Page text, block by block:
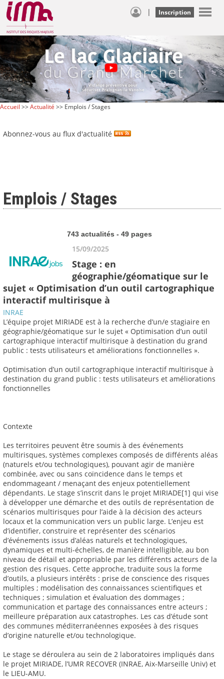
| Inscription
Accueil >>Actualité >> Emplois / Stages
Abonnez-vous au flux d'actualité
Emplois / Stages
743 actualités - 49 pages
15/09/2025
Stage : en
géographie/géomatique sur le
sujet « Optimisation d’un outil cartographique
interactif multirisque à
INRAE
L’équipe projet MIRIADE est à la recherche d’un/e stagiaire en
géographie/géomatique sur le sujet « Optimisation d’un outil
cartographique interactif multirisque à destination du grand
public : tests utilisateurs et améliorations fonctionnelles ».
Optimisation d’un outil cartographique interactif multirisque à
destination du grand public : tests utilisateurs et améliorations
fonctionnelles
Contexte
Les territoires peuvent être soumis à des événements
multirisques, systèmes complexes composés de différents aléas
(naturels et/ou technologiques), pouvant agir de manière
combinée, avec ou sans coïncidence dans le temps et
endommageant / menaçant des enjeux potentiellement
dépendants. Le stage s’inscrit dans le projet MIRIADE[1] qui vise
à développer une démarche et des outils de représentation de
scénarios multirisques pour l’aide à la décision des acteurs
locaux et la communication vers un public large. L’enjeu est
d’identifier, construire et représenter des scénarios
d’événements issus d’aléas naturels et technologiques,
dynamiques et multi-échelles, de manière intelligible, au bon
niveau de détail et appropriable par les différents acteurs de la
gestion des risques. Cette approche, traduite sous la forme
d’outils, a plusieurs intérêts : prise de conscience des risques
multiples ; modélisation des connaissances scientifiques et
techniques ; simulation et évaluation des dommages ;
communication et partage des connaissances entre acteurs ;
meilleure préparation aux catastrophes. Les cas d’étude sont
des communes méditerranéennes exposées à des risques
d’origine naturelle et/ou technologique.
Le stage se déroulera au sein de 2 laboratoires impliqués dans
le projet MIRIADE, l’UMR RECOVER (INRAE, Aix-Marseille Univ) et
le LIEU-AMU.